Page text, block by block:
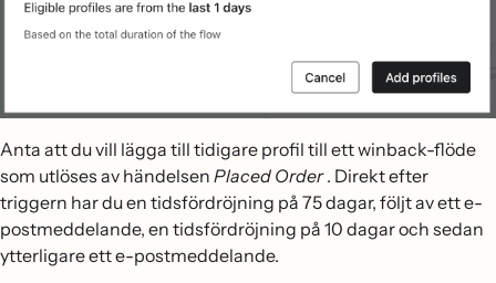
Anta att du vill lägga till tidigare profil till ett winback-flöde
som utlöses av händelsen Placed Order. Direkt efter
triggern har du en tidsfördröjning på 75 dagar, följt av ett e-
postmeddelande, en tidsfördröjning på 10 dagar och sedan
ytterligare ett e-postmeddelande.